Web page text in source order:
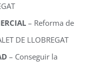
– Reforma de
DE LLOBREGAT
– Conseguir la